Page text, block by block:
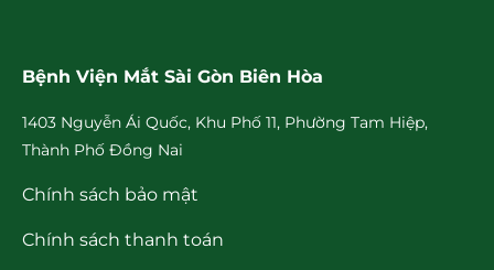
Bệnh Viện Mắt Sài Gòn Biên Hòa
1403 Nguyễn Ái Quốc, Khu Phố 11, Phường Tam Hiệp,
Thành Phố Đồng Nai
Chính sách bảo mật
Chính sách thanh toán